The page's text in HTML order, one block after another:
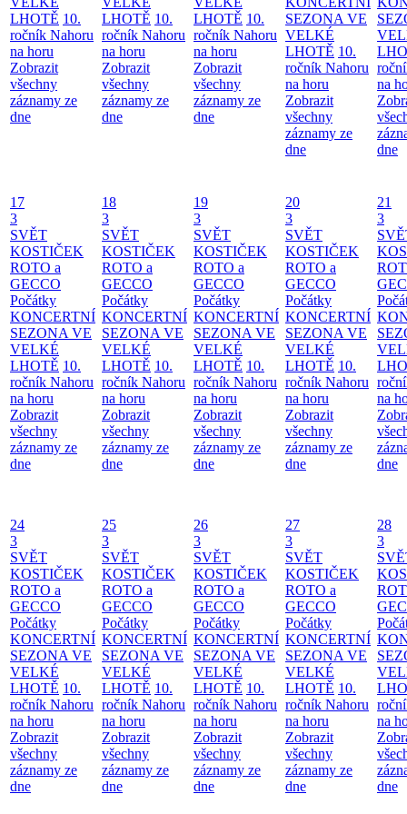
LHOTĚ 10.
ročník Nahoru
na horu
Zobrazit
všechny
záznamy ze
dne
LHOTĚ 10.
ročník Nahoru
na horu
Zobrazit
všechny
záznamy ze
dne
LHOTĚ 10.
ročník Nahoru
na horu
Zobrazit
všechny
záznamy ze
dne
SEZONA VE
VELKÉ
LHOTĚ 10.
ročník Nahoru
na horu
Zobrazit
všechny
záznamy ze
dne
na
dne
17
3
SVĚT
KOSTIČEK
ROTO a
GECCO
Počátky
KONCERTNÍ
SEZONA VE
VELKÉ
LHOTĚ 10.
ročník Nahoru
na horu
Zobrazit
všechny
záznamy ze
dne
18
3
SVĚT
KOSTIČEK
ROTO a
GECCO
Počátky
KONCERTNÍ
SEZONA VE
VELKÉ
LHOTĚ 10.
ročník Nahoru
na horu
Zobrazit
všechny
záznamy ze
dne
19
3
SVĚT
KOSTIČEK
ROTO a
GECCO
Počátky
KONCERTNÍ
SEZONA VE
VELKÉ
LHOTĚ 10.
ročník Nahoru
na horu
Zobrazit
všechny
záznamy ze
dne
20
3
SVĚT
KOSTIČEK
ROTO a
GECCO
Počátky
KONCERTNÍ
SEZONA VE
VELKÉ
LHOTĚ 10.
ročník Nahoru
na horu
Zobrazit
všechny
záznamy ze
dne
21
3
na
dne
24
3
SVĚT
KOSTIČEK
ROTO a
GECCO
Počátky
KONCERTNÍ
SEZONA VE
VELKÉ
LHOTĚ 10.
ročník Nahoru
na horu
Zobrazit
všechny
záznamy ze
dne
25
3
SVĚT
KOSTIČEK
ROTO a
GECCO
Počátky
KONCERTNÍ
SEZONA VE
VELKÉ
LHOTĚ 10.
ročník Nahoru
na horu
Zobrazit
všechny
záznamy ze
dne
26
3
SVĚT
KOSTIČEK
ROTO a
GECCO
Počátky
KONCERTNÍ
SEZONA VE
VELKÉ
LHOTĚ 10.
ročník Nahoru
na horu
Zobrazit
všechny
záznamy ze
dne
27
3
SVĚT
KOSTIČEK
ROTO a
GECCO
Počátky
KONCERTNÍ
SEZONA VE
VELKÉ
LHOTĚ 10.
ročník Nahoru
na horu
Zobrazit
všechny
záznamy ze
dne
28
3
na
dne